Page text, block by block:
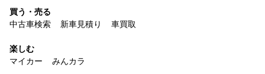
買う・売る
中古車検索
新車見積り 車買取
楽しむ
マイカー
みんカラ